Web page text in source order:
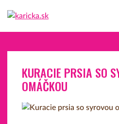
KURACIE PRSIA SO
OMÁČKOU